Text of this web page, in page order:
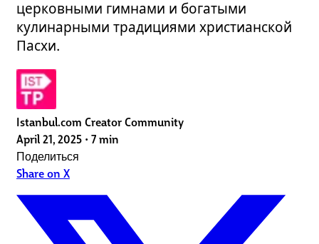
церковными гимнами и богатыми
кулинарными традициями христианской
Пасхи.
Istanbul.com Creator Community
April 21, 2025 • 7 min
Поделиться
Share on X